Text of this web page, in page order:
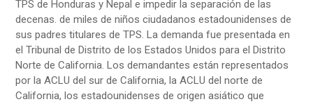
TPS de Honduras y Nepal e impedir la separación de las
decenas. de miles de niños ciudadanos estadounidenses de
sus padres titulares de TPS. La demanda fue presentada en
el Tribunal de Distrito de los Estados Unidos para el Distrito
Norte de California. Los demandantes están representados
por la ACLU del sur de California, la ACLU del norte de
California, los estadounidenses de origen asiático que